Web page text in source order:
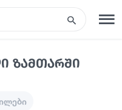
შესვლა
ზამთარში